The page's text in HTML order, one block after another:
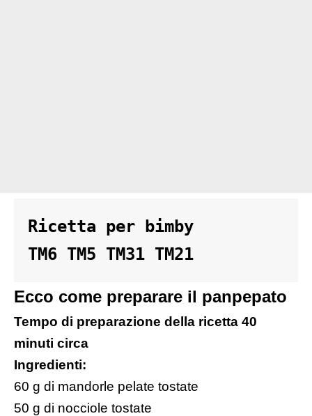
Ricetta per bimby
TM6 TM5 TM31 TM21
Ecco come preparare il panpepato
Tempo di preparazione della ricetta 40
minuti circa
Ingredienti:
60 g di mandorle pelate tostate
50 g di nocciole tostate